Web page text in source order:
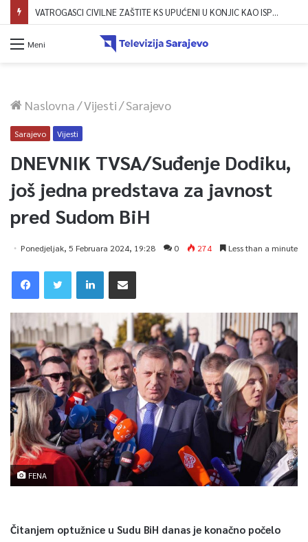
VATROGASCI CIVILNE ZAŠTITE KS UPUĆENI U KONJIC KAO ISPOMOĆ U GAŠENJU POŽARA
Meni
Naslovna/Vijesti/Sarajevo
Sarajevo Vijesti
DNEVNIK TVSA/Suđenje Dodiku,
još jedna predstava za javnost
pred Sudom BiH
Ponedjeljak, 5 Februara 2024, 19:28 0 274 Less than a minute
FENA
Čitanjem optužnice u Sudu BiH danas je konačno počelo